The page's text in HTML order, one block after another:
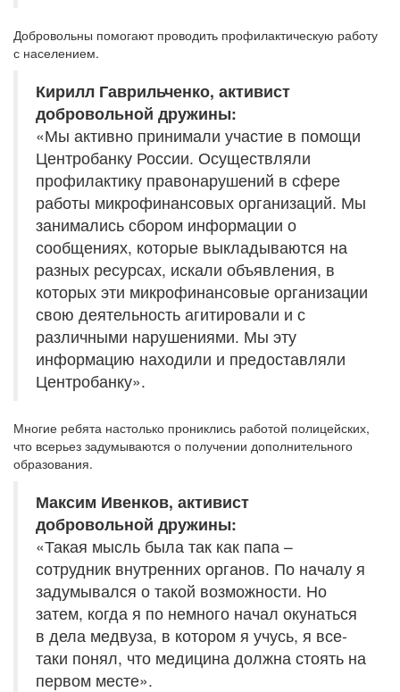
Добровольны помогают проводить профилактическую работу
с населением.
Кирилл Гаврильченко, активист
добровольной дружины:
«Мы активно принимали участие в помощи
Центробанку России. Осуществляли
профилактику правонарушений в сфере
работы микрофинансовых организаций. Мы
занимались сбором информации о
сообщениях, которые выкладываются на
разных ресурсах, искали объявления, в
которых эти микрофинансовые организации
свою деятельность агитировали и с
различными нарушениями. Мы эту
информацию находили и предоставляли
Центробанку».
Многие ребята настолько прониклись работой полицейских,
что всерьез задумываются о получении дополнительного
образования.
Максим Ивенков, активист
добровольной дружины:
«Такая мысль была так как папа –
сотрудник внутренних органов. По началу я
задумывался о такой возможности. Но
затем, когда я по немного начал окунаться
в дела медвуза, в котором я учусь, я все-
таки понял, что медицина должна стоять на
первом месте».